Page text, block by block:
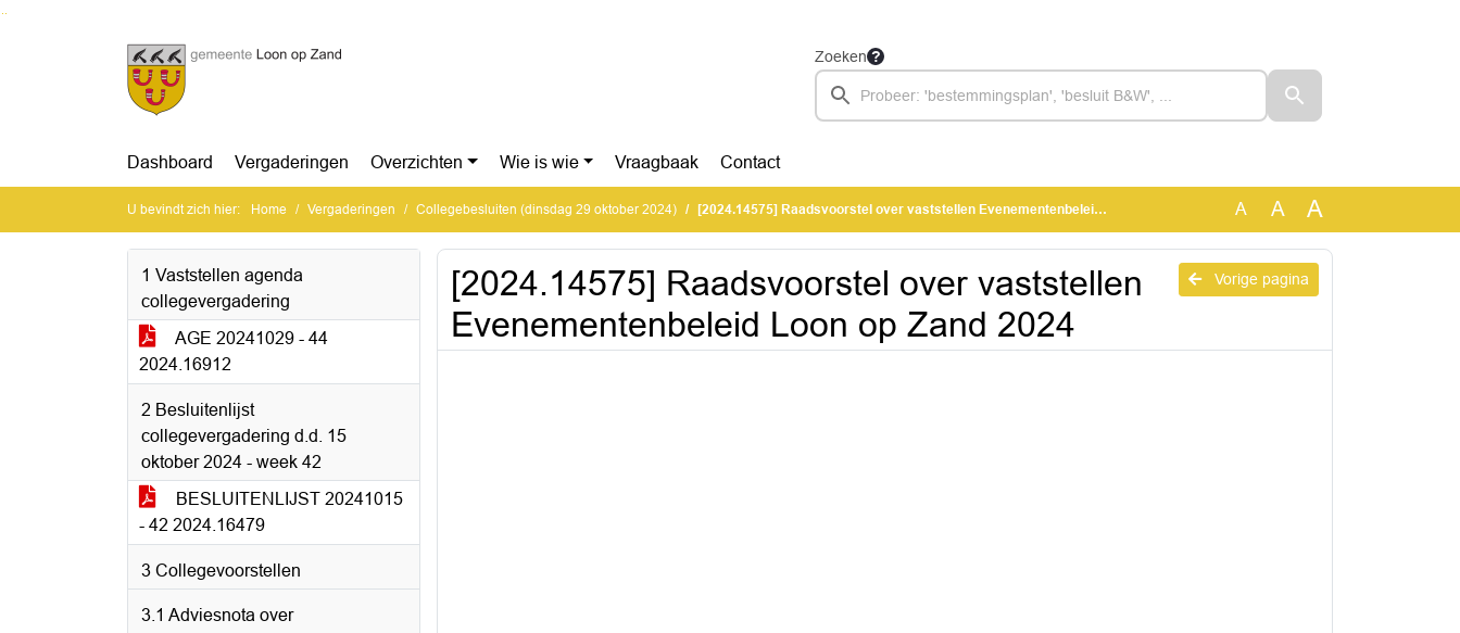
Zoeken
Dashboard Vergaderingen Overzichten Wie is wie Vraagbaak Contact
U bevindt zich hier: Home Vergaderingen Collegebesluiten (dinsdag 29 oktober 2024) [2024.14575] Raadsvoorstel over vaststellen Evenementenbeleid Loon op Zand 2024 A A A
1 Vaststellen agenda
collegevergadering
AGE 20241029 - 44
2024.16912
2 Besluitenlijst
collegevergadering d.d. 15
oktober 2024 - week 42
BESLUITENLIJST 20241015
- 42 2024.16479
3 Collegevoorstellen
3.1 Adviesnota over
Vorige pagina
[2024.14575] Raadsvoorstel over vaststellen
Evenementenbeleid Loon op Zand 2024